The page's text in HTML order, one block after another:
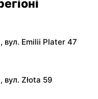
вул. Klasztorna 11a
вул. Emilii Plater 47
вул. Złota 59